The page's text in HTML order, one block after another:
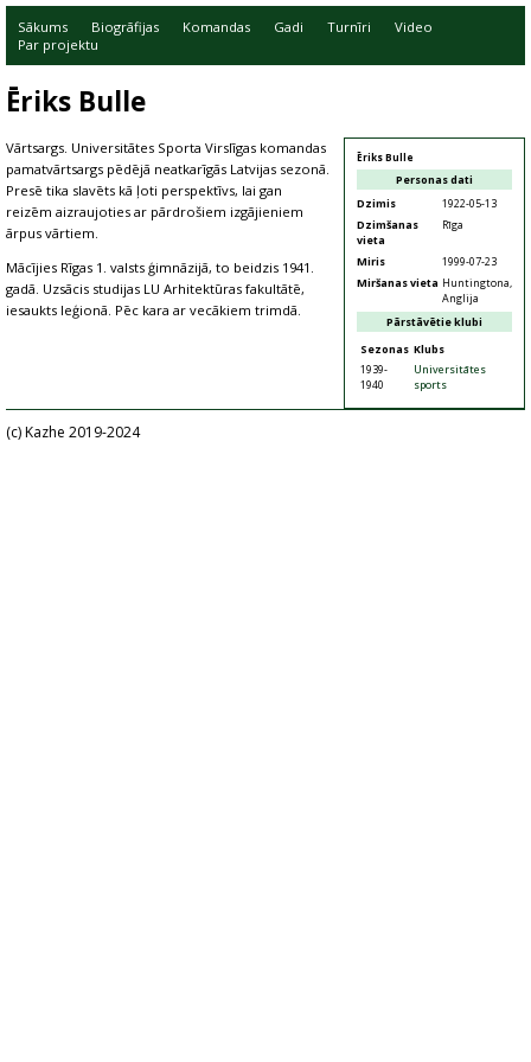
Sākums Biogrāfijas Komandas Gadi Turnīri
Video
Par projektu
Ēriks Bulle
Ēriks Bulle
Personas dati
Dzimis
1922-05-13
Dzimšanas
vieta
Rīga
Miris
1999-07-23
Miršanas vieta Huntingtona,
Anglija
Pārstāvētie klubi
Sezonas Klubs
1939-
1940
Universitātes
sports
Vārtsargs. Universitātes Sporta Virslīgas komandas
pamatvārtsargs pēdējā neatkarīgās Latvijas sezonā.
Presē tika slavēts kā ļoti perspektīvs, lai gan
reizēm aizraujoties ar pārdrošiem izgājieniem
ārpus vārtiem.
Mācījies Rīgas 1. valsts ģimnāzijā, to beidzis 1941.
gadā. Uzsācis studijas LU Arhitektūras fakultātē,
iesaukts leģionā. Pēc kara ar vecākiem trimdā.
(c) Kazhe 2019-2024